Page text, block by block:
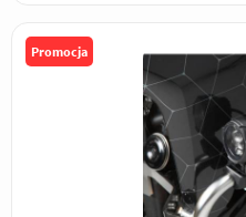
Promocja